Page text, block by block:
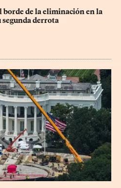
borde de la eliminación en la
segunda derrota